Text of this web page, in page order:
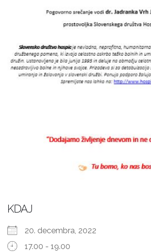
KDAJ
20. decembra, 2022
17.00 - 19.00